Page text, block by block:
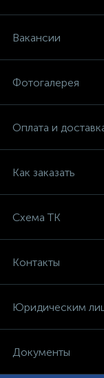
Вакансии
Фотогалерея
Оплата и
Как заказать
Схема ТК
Контакты
Юридическим
Документы